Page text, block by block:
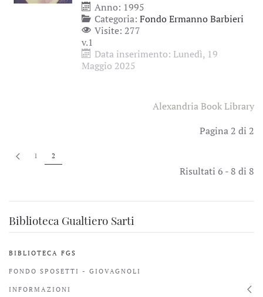
Anno: 1995
Categoria: Fondo Ermanno Barbieri
Visite: 277
v.1
Data inserimento: Lunedì, 19
Maggio 2025
Alexandria Book Library
Pagina 2 di 2
1 2
Risultati 6 - 8 di 8
Biblioteca Gualtiero Sarti
BIBLIOTECA FGS
FONDO SPOSETTI - GIOVAGNOLI
INFORMAZIONI